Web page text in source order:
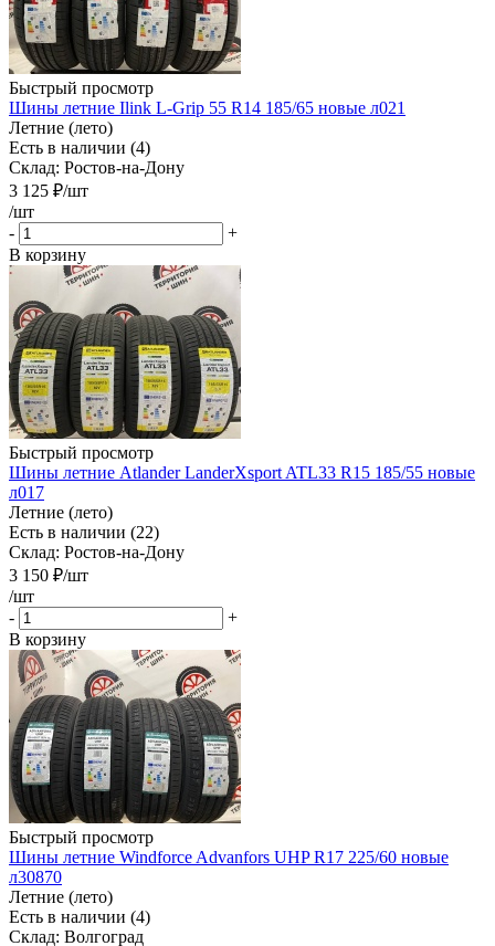
Быстрый просмотр
Шины летние Ilink L-Grip 55 R14 185/65 новые л021
Летние (лето)
Есть в наличии (4)
Склад: Ростов-на-Дону
3 125 ₽/шт
/шт
-
+
В корзину
Быстрый просмотр
Шины летние Atlander LanderXsport ATL33 R15 185/55 новые
л017
Летние (лето)
Есть в наличии (22)
Склад: Ростов-на-Дону
3 150 ₽/шт
/шт
-
+
В корзину
Быстрый просмотр
Шины летние Windforce Advanfors UHP R17 225/60 новые
л30870
Летние (лето)
Есть в наличии (4)
Склад: Волгоград